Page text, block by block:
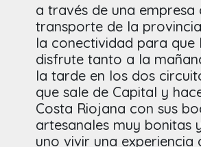
a través de una empresa
transporte de la
la conectividad para que
disfrute tanto a la
la tarde en los dos
que sale de Capital y
Costa Riojana con sus
artesanales muy bonitas
uno vivir una experiencia